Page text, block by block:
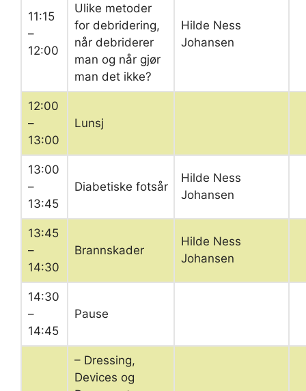
11:15
–
12:00
Ulike metoder
for debridering,
når debriderer
man og når gjør
man det ikke?
Hilde Ness
Johansen
12:00
–
13:00
Lunsj
13:00
–
13:45
Diabetiske fotsår
Hilde Ness
Johansen
13:45
–
14:30
Brannskader
Hilde Ness
Johansen
14:30
–
14:45
Pause
– Dressing,
Devices og